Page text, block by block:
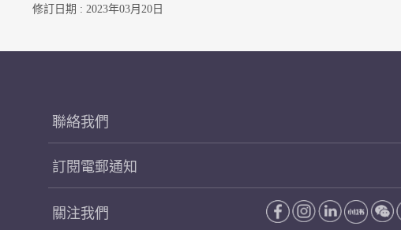
修訂日期 : 2023年03月20日
聯絡我們
訂閱電郵通知
關注我們